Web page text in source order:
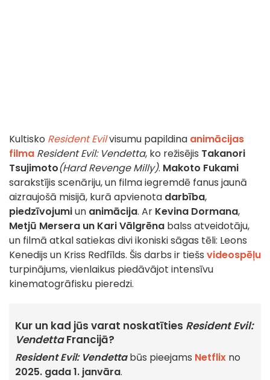
Kultisko Resident Evilvisumu papildina animācijas
filma Resident Evil: Vendetta, ko režisējis Takanori
Tsujimoto(Hard Revenge Milly). Makoto Fukami
sarakstījis scenāriju, un filma iegremdē fanus jaunā
aizraujošā misijā, kurā apvienota darbība,
piedzīvojumiun animācija. Ar Kevina Dormana,
Metjū Mersera un Kari Vālgrēna balss atveidotāju,
un filmā atkal satiekas divi ikoniski sāgas tēli: Leons
Kenedijs un Kriss Redfīlds. Šis darbs ir tiešs videospēļu
turpinājums, vienlaikus piedāvājot intensīvu
kinematogrāfisku pieredzi.
Kur un kad jūs varat noskatīties Resident Evil:
VendettaFrancijā?
Resident Evil: Vendettabūs pieejams Netflix no
2025. gada 1. janvāra.